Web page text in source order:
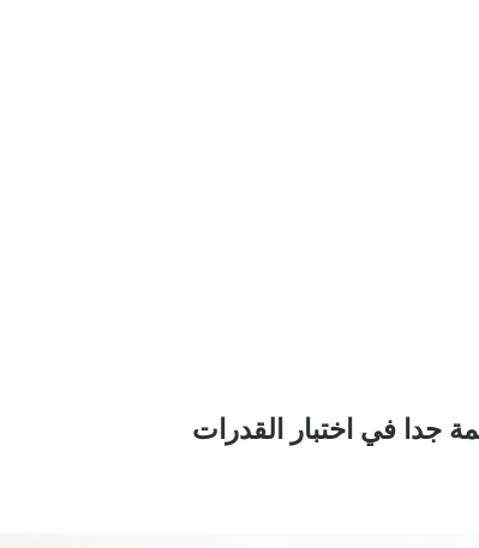
جدا في اختبار القدرات​